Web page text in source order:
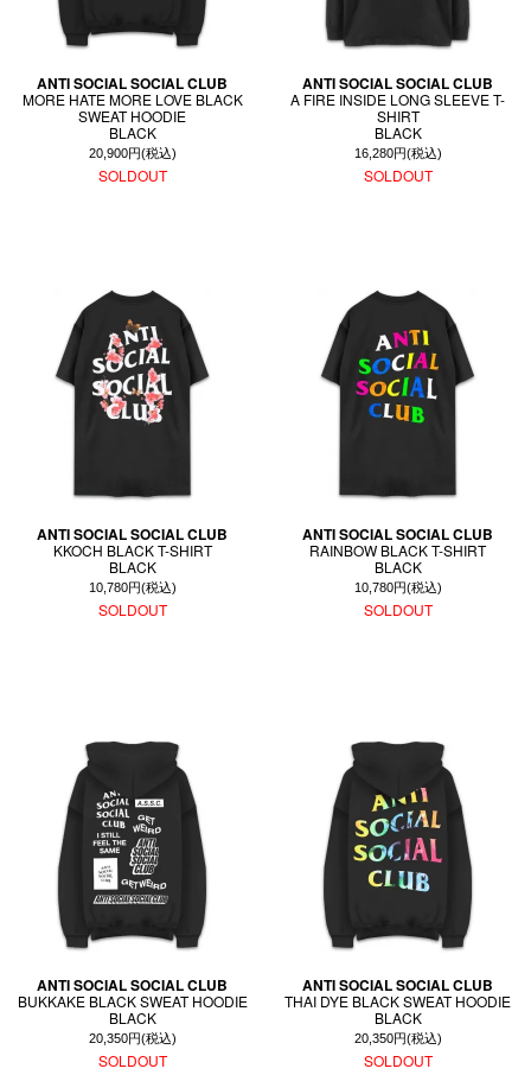
ANTI SOCIAL SOCIAL CLUB
MORE HATE MORE LOVE BLACK
SWEAT HOODIE
BLACK
20,900円(税込)
SOLDOUT
ANTI SOCIAL SOCIAL CLUB
A FIRE INSIDE LONG SLEEVE T-
SHIRT
BLACK
16,280円(税込)
SOLDOUT
ANTI SOCIAL SOCIAL CLUB
KKOCH BLACK T-SHIRT
BLACK
10,780円(税込)
SOLDOUT
ANTI SOCIAL SOCIAL CLUB
RAINBOW BLACK T-SHIRT
BLACK
10,780円(税込)
SOLDOUT
ANTI SOCIAL SOCIAL CLUB
BUKKAKE BLACK SWEAT HOODIE
BLACK
20,350円(税込)
SOLDOUT
ANTI SOCIAL SOCIAL CLUB
THAI DYE BLACK SWEAT HOODIE
BLACK
20,350円(税込)
SOLDOUT